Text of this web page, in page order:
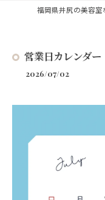
営業日カレンダー
2026/07/02